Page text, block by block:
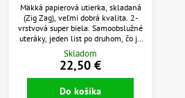
Mäkká papierová utierka, skladaná
(Zig Zag), veľmi dobrá kvalita. 2-
vrstvová super biela. Samoobslužné
uteráky, jeden list po druhom, čo je
hygienické a pomáha znižovať
spotrebu. Vhodné pre oblasti s
nízkou až strednou premávkou.
Schválené pre krátkodobý styk s
potravinami.
Skladom
22,50 €
Do košíka